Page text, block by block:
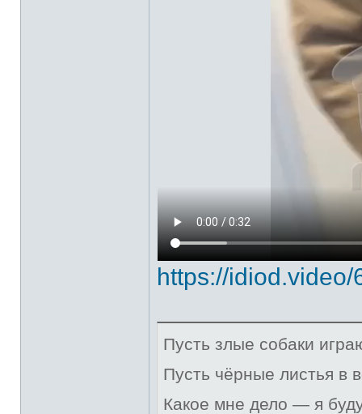
https://idiod.video/
Пусть злые собаки
Пусть чёрные листья в
Какое мне дело — я